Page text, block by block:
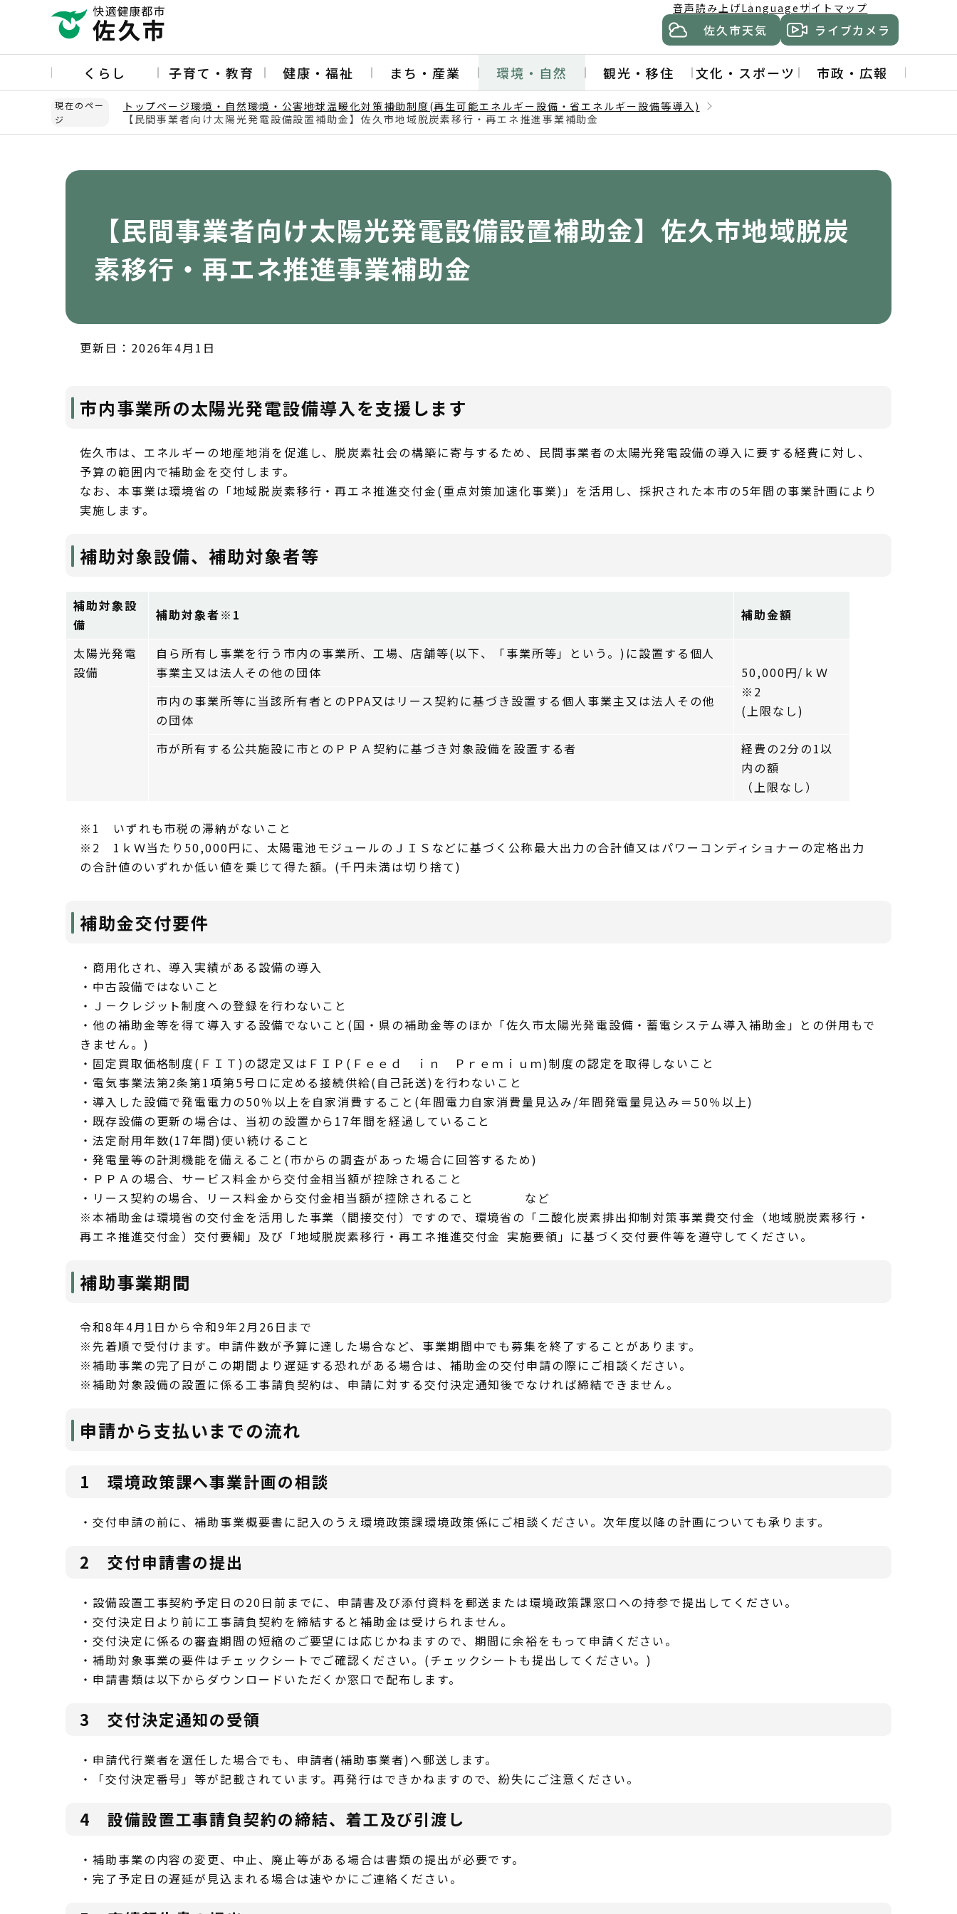
ー
の
音声読み上げLanguage サイトマップ
佐久市天気 ライブカメラ
くらし 子育て・教育 健康・福祉 まち・産業 環境・自然 観光・移住 文化・スポーツ 市政・広報
現在のペー
ジ
トップページ環境・自然環境・公害地球温暖化対策補助制度(再生可能エネルギー設備・省エネルギー設備等導入)
【民間事業者向け太陽光発電設備設置補助金】佐久市地域脱炭素移行・再エネ推進事業補助金
【民間事業者向け太陽光発電設備設置補助金】佐久市地域脱炭
素移行・再エネ推進事業補助金
更新日：2026年4月1日
市内事業所の太陽光発電設備導入を支援します
佐久市は、エネルギーの地産地消を促進し、脱炭素社会の構築に寄与するため、民間事業者の太陽光発電設備の導入に要する経費に対し、
予算の範囲内で補助金を交付します。
なお、本事業は環境省の「地域脱炭素移行・再エネ推進交付金(重点対策加速化事業)」を活用し、採択された本市の5年間の事業計画により
実施します。
補助対象設備、補助対象者等
補助対象設
備
補助対象者※1 補助金額
太陽光発電
設備
自ら所有し事業を行う市内の事業所、工場、店舗等(以下、「事業所等」という。)に設置する個人
事業主又は法人その他の団体
50,000円/ｋＷ
※2
(上限なし)
市内の事業所等に当該所有者とのPPA又はリース契約に基づき設置する個人事業主又は法人その他
の団体
市が所有する公共施設に市とのＰＰＡ契約に基づき対象設備を設置する者
経費の2分の1以
内の額
（上限なし）
※1 いずれも市税の滞納がないこと
※2 1ｋＷ当たり50,000円に、太陽電池モジュールのＪＩＳなどに基づく公称最大出力の合計値又はパワーコンディショナーの定格出力
の合計値のいずれか低い値を乗じて得た額。(千円未満は切り捨て)
補助金交付要件
・商用化され、導入実績がある設備の導入
・中古設備ではないこと
・Ｊ－クレジット制度への登録を行わないこと
・他の補助金等を得て導入する設備でないこと(国・県の補助金等のほか「佐久市太陽光発電設備・蓄電システム導入補助金」との併用もで
きません。)
・固定買取価格制度(ＦＩＴ)の認定又はＦＩＰ(Ｆｅｅｄ ｉｎ Ｐｒｅｍｉｕｍ)制度の認定を取得しないこと
・電気事業法第2条第1項第5号ロに定める接続供給(自己託送)を行わないこと
・導入した設備で発電電力の50％以上を自家消費すること(年間電力自家消費量見込み/年間発電量見込み＝50％以上)
・既存設備の更新の場合は、当初の設置から17年間を経過していること
・法定耐用年数(17年間)使い続けること
・発電量等の計測機能を備えること(市からの調査があった場合に回答するため)
・ＰＰＡの場合、サービス料金から交付金相当額が控除されること
・リース契約の場合、リース料金から交付金相当額が控除されること など
※本補助金は環境省の交付金を活用した事業（間接交付）ですので、環境省の「二酸化炭素排出抑制対策事業費交付金（地域脱炭素移行・
再エネ推進交付金）交付要綱」及び「地域脱炭素移行・再エネ推進交付金 実施要領」に基づく交付要件等を遵守してください。
補助事業期間
令和8年4月1日から令和9年2月26日まで
※先着順で受付けます。申請件数が予算に達した場合など、事業期間中でも募集を終了することがあります。
※補助事業の完了日がこの期間より遅延する恐れがある場合は、補助金の交付申請の際にご相談ください。
※補助対象設備の設置に係る工事請負契約は、申請に対する交付決定通知後でなければ締結できません。
申請から支払いまでの流れ
1 環境政策課へ事業計画の相談
・交付申請の前に、補助事業概要書に記入のうえ環境政策課環境政策係にご相談ください。次年度以降の計画についても承ります。
2 交付申請書の提出
・設備設置工事契約予定日の20日前までに、申請書及び添付資料を郵送または環境政策課窓口への持参で提出してください。
・交付決定日より前に工事請負契約を締結すると補助金は受けられません。
・交付決定に係るの審査期間の短縮のご要望には応じかねますので、期間に余裕をもって申請ください。
・補助対象事業の要件はチェックシートでご確認ください。(チェックシートも提出してください。)
・申請書類は以下からダウンロードいただくか窓口で配布します。
3 交付決定通知の受領
・申請代行業者を選任した場合でも、申請者(補助事業者)へ郵送します。
・「交付決定番号」等が記載されています。再発行はできかねますので、紛失にご注意ください。
4 設備設置工事請負契約の締結、着工及び引渡し
・補助事業の内容の変更、中止、廃止等がある場合は書類の提出が必要です。
・完了予定日の遅延が見込まれる場合は速やかにご連絡ください。